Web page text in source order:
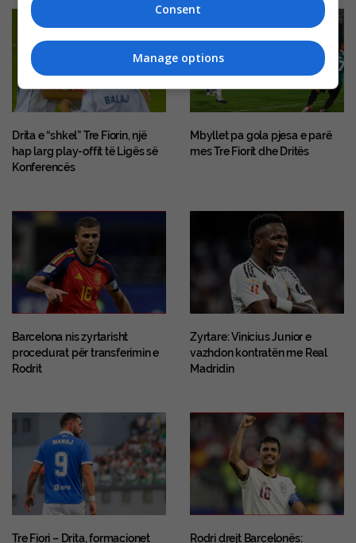
Drita e “shkel” Tre Fiorin, një
hap larg play-offit të Ligës së
Konferencës
Mbyllet pa gola pjesa e parë
mes Tre Fiorit dhe Dritës
Barcelona nis zyrtarisht
procedurat për transferimin e
Rodrit
Zyrtare: Vinicius Junior e
vazhdon kontratën me Real
Madridin
Tre Fiori – Drita, formacionet
Rodri drejt Barcelonës:
Consent
Manage options